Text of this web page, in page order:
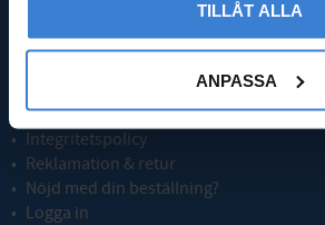
TILLÅT ALLA
ANPASSA
Kundtjänst
Köpvillkor
Integritetspolicy
Reklamation & retur
Nöjd med din beställning?
Logga in